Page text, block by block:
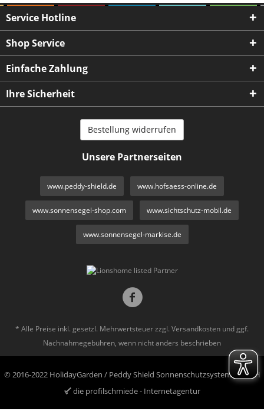
Service Hotline
Shop Service
Einfache Zahlung
Ihre Sicherheit
Bestellung widerrufen
Unsere Partnerseiten
www.peddy-shield.de www.hofsaess-online.de
www.sonnensegel-shop.com www.sichtschutz-mobil.de
www.sonnensegel-markise.de
* Alle Preise inkl. gesetzl. Mehrwertsteuer zzgl. Versandkosten und ggf.
Nachnahmegebühren, wenn nicht anders beschrieben
© 2016-2022 HolidayGarden / Peddy Shield Sonnenschutzsysteme GmbH
die profilschmiede - Internetagentur